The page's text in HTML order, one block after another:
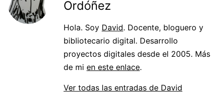
Ordóñez
Hola. Soy David. Docente, bloguero y
bibliotecario digital. Desarrollo
proyectos digitales desde el 2005. Más
de mi en este enlace.
Ver todas las entradas de David